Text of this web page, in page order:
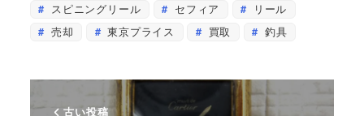
スピニングリール
セフィア
リール
売却
東京プライス 買取 釣具
古い投稿